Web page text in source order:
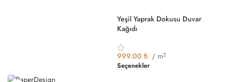
Yeşil Yaprak Dokusu Duvar
Kağıdı
999.00 ₺ / m2
Seçenekler